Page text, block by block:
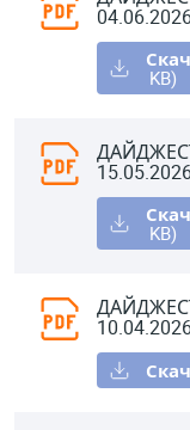
KB)
KB)